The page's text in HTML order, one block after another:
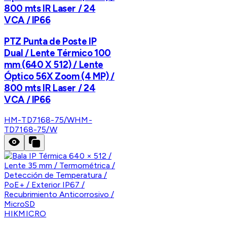
800 mts IR Laser / 24
VCA / IP66
PTZ Punta de Poste IP
Dual / Lente Térmico 100
mm (640 X 512) / Lente
Óptico 56X Zoom (4 MP) /
800 mts IR Laser / 24
VCA / IP66
HM-TD7168-75/WHM-
TD7168-75/W
HIKMICRO